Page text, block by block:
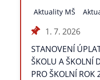
Aktuality MŠ
1. 7. 2026
STANOVENÍ
ŠKOLU A ŠKOLNÍ
PRO ŠKOLNÍ